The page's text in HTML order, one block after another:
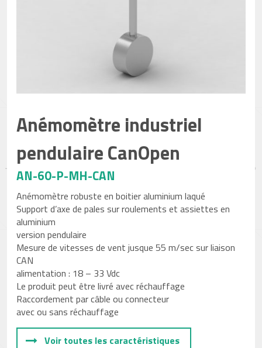
Anémomètre industriel
pendulaire CanOpen
AN-60-P-MH-CAN
Anémomètre robuste en boitier aluminium laqué
Support d’axe de pales sur roulements et assiettes en
aluminium
version pendulaire
Mesure de vitesses de vent jusque 55 m/sec sur liaison
CAN
alimentation : 18 – 33 Vdc
Le produit peut être livré avec réchauffage
Raccordement par câble ou connecteur
avec ou sans réchauffage
Voir toutes les caractéristiques